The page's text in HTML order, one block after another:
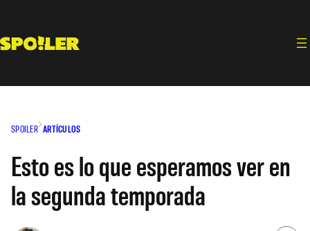
contenido
SPOILER ARTÍCULOS
Esto es lo que esperamos ver en
la segunda temporada